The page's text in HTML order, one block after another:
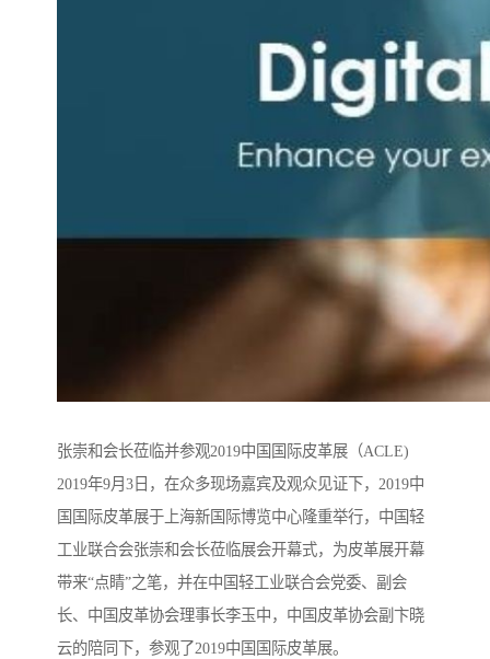
张崇和会长莅临并参观2019中国国际皮革展（ACLE)
2019年9月3日，在众多现场嘉宾及观众见证下，2019中
国国际皮革展于上海新国际博览中心隆重举行，中国轻
工业联合会张崇和会长莅临展会开幕式，为皮革展开幕
带来“点睛”之笔，并在中国轻工业联合会党委、副会
长、中国皮革协会理事长李玉中，中国皮革协会副卞晓
云的陪同下，参观了2019中国国际皮革展。